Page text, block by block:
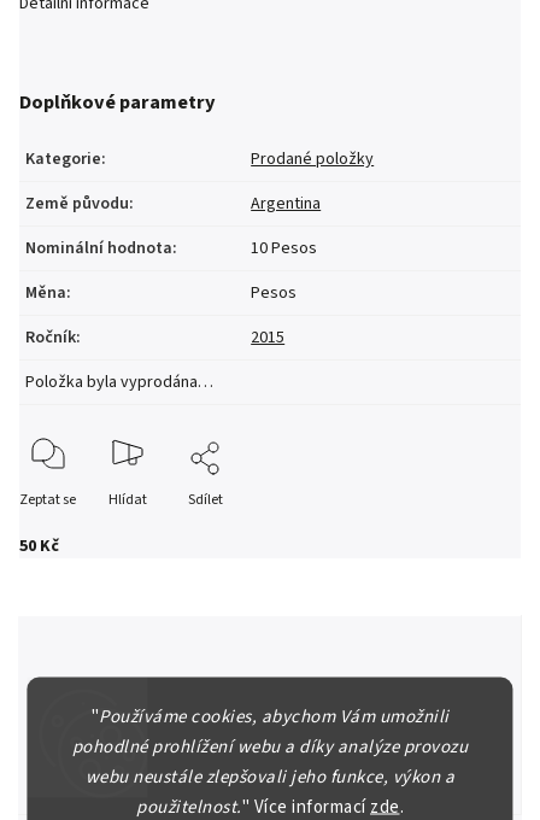
"Používáme cookies, abychom Vám umožnili
pohodlné prohlížení webu a díky analýze provozu
webu neustále zlepšovali jeho funkce, výkon a
použitelnost." Více informacízde.
50 Kč
Doplňkové parametry
Kategorie:
Prodané položky
Země původu:
Argentina
Nominální hodnota:
10 Pesos
Měna:
Pesos
Ročník:
2015
Položka byla vyprodána…
Zeptat se Hlídat Sdílet
Špičkové služby za nejlepší ceny
Náš kolektiv specialistů a znalců se Vám bude plně věnovat.
Posoudíme kvalitu a pravost Vašeho materiálu, prodáme v naší
aukci nebo Vám poradíme kam investovat.